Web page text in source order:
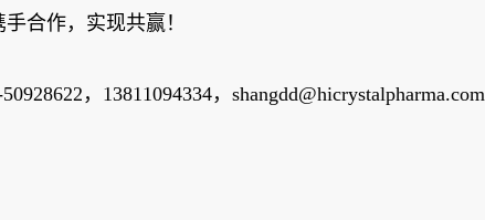
合作，实现共赢！
，13811094334，shangdd@hicrystalpharma.com